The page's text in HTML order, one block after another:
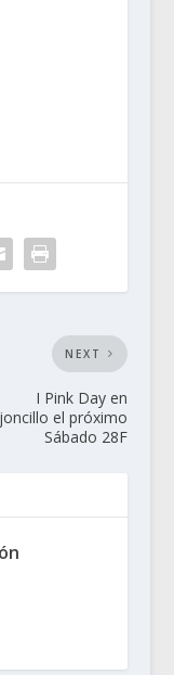
NEXT
I Pink Day en
el próximo
Sábado 28F